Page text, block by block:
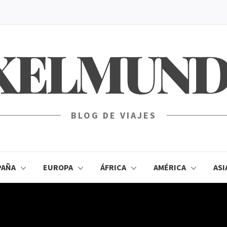
BLOG DE VIAJES
EUROPA ÁFRICA AMÉRICA